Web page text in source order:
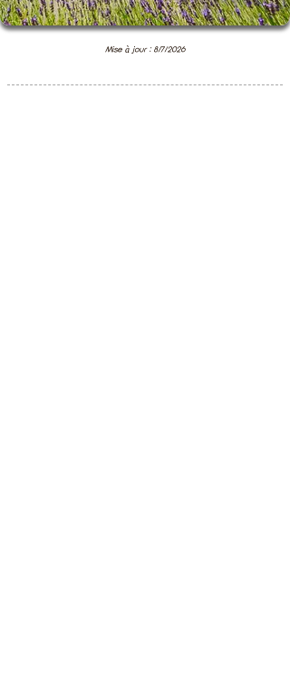
Mise à jour : 8/7/2026